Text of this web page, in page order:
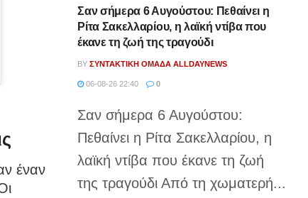
έναν
Σαν σήμερα 6 Αυγούστου: Πεθαίνει η
Ρίτα Σακελλαρίου, η λαϊκή ντίβα που
έκανε τη ζωή της τραγούδι
BY ΣΥΝΤΑΚΤΙΚΉ ΟΜΆΔΑ ALLDAYNEWS
06-08-26 22:40 0
Σαν σήμερα 6 Αυγούστου:
Πεθαίνει η Ρίτα Σακελλαρίου, η
λαϊκή ντίβα που έκανε τη ζωή
της τραγούδι Από τη χωματερή...